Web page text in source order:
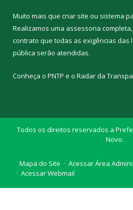
Muito mais que criar site ou sistema
Realizamos uma assessoria
contrato que todas as exigências das
pública serão atendidas.
Conheça o PNTP e o Radar da
Todos os direitos reservados a
Novo.
Mapa do Site
Acessar Área
Acessar Webmail